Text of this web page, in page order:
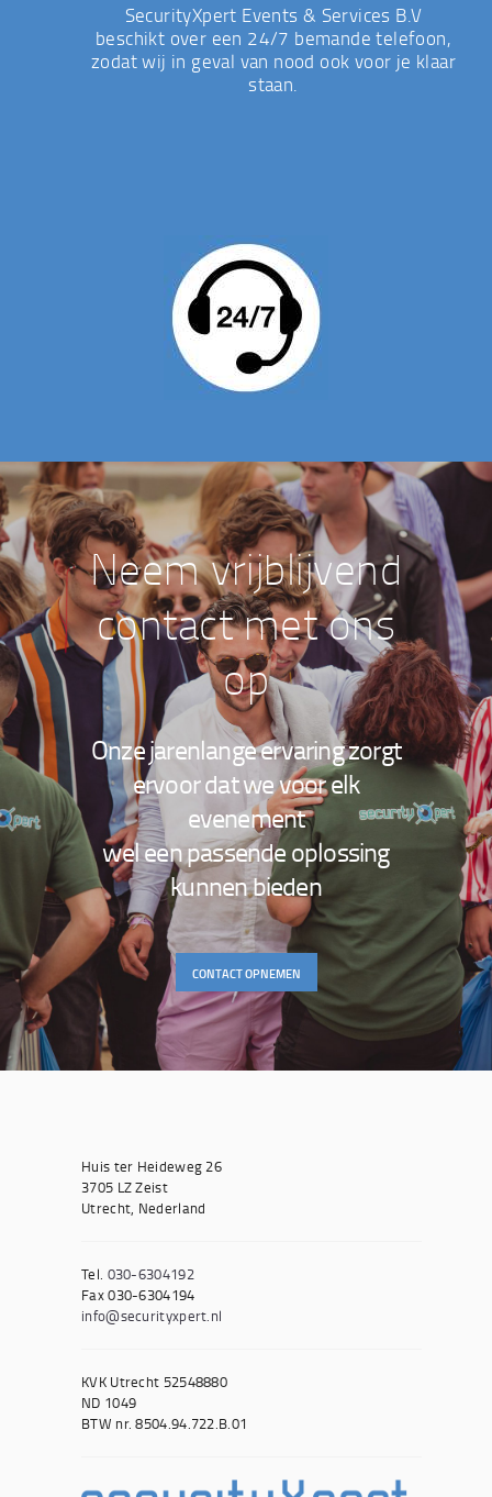
SecurityXpert Events & Services B.V
beschikt over een 24/7 bemande telefoon,
zodat wij in geval van nood ook voor je klaar
staan.
Neem vrijblijvend
contact met ons
op
Onze jarenlange ervaring zorgt
ervoor dat we voor elk
evenement
wel een passende oplossing
kunnen bieden
CONTACT OPNEMEN
Huis ter Heideweg 26
3705 LZ Zeist
Utrecht, Nederland
Tel. 030-6304192
Fax 030-6304194
info@securityxpert.nl
KVK Utrecht 52548880
ND 1049
BTW nr. 8504.94.722.B.01